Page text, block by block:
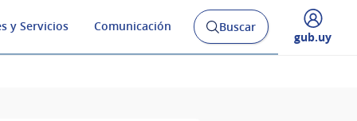
y Servicios Comunicación
Abrir
buscador
Buscar
Desplegar
gub.uy